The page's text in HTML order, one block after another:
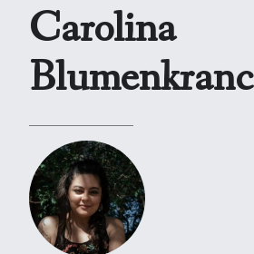
Carolina
Blumenkranc